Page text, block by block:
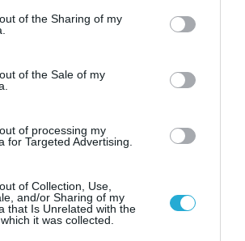
or usage behaviour. You may click to
to Google and its third-party tags to
specified purposes in below Google
of the Sharing of my
of the Sale of my
of processing my
for Targeted Advertising.
of Collection, Use,
and/or Sharing of my
that Is Unrelated with the
it was collected.
και οι ευκαιρίες για
ελληνικών τροφίμων και
προσέγγισης των
marketing tools που
επιχείρηση του κλάδου για να